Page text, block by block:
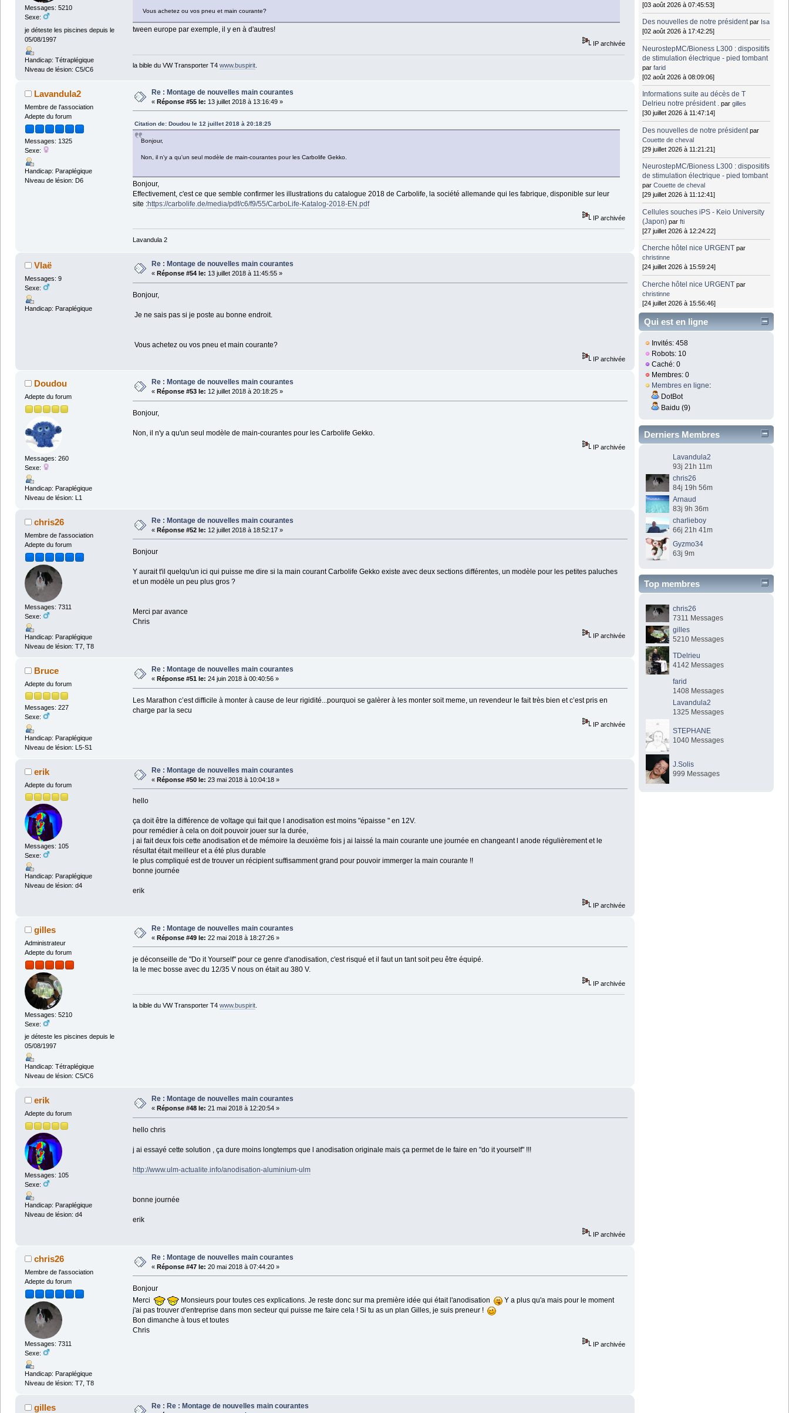
Messages: 5210
Sexe:
je déteste les piscines depuis le
05/08/1997
Handicap: Tétraplégique
Niveau de lésion: C5/C6
Vous achetez ou vos pneu et main courante?
tween europe par exemple, il y en à d'autres!
IP archivée
la bible du VW Transporter T4 www.buspirit.
Lavandula2
Membre de l'association
Adepte du forum
Messages: 1325
Sexe:
Handicap: Paraplégique
Niveau de lésion: D6
Re : Montage de nouvelles main courantes
« Réponse #55 le: 13 juillet 2018 à 13:16:49 »
Citation de: Doudou le 12 juillet 2018 à 20:18:25
Bonjour,
Non, il n'y a qu'un seul modèle de main-courantes pour les Carbolife Gekko.
Bonjour,
Effectivement, c'est ce que semble confirmer les illustrations du catalogue 2018 de Carbolife, la société allemande qui les fabrique, disponible sur leur
site :https://carbolife.de/media/pdf/c6/f9/55/CarboLife-Katalog-2018-EN.pdf
IP archivée
Lavandula 2
Vlaë
Messages: 9
Sexe:
Handicap: Paraplégique
Re : Montage de nouvelles main courantes
« Réponse #54 le: 13 juillet 2018 à 11:45:55 »
Bonjour,
Je ne sais pas si je poste au bonne endroit.
Vous achetez ou vos pneu et main courante?
IP archivée
Doudou
Adepte du forum
Messages: 260
Sexe:
Handicap: Paraplégique
Niveau de lésion: L1
Re : Montage de nouvelles main courantes
« Réponse #53 le: 12 juillet 2018 à 20:18:25 »
Bonjour,
Non, il n'y a qu'un seul modèle de main-courantes pour les Carbolife Gekko.
IP archivée
chris26
Membre de l'association
Adepte du forum
Messages: 7311
Sexe:
Handicap: Paraplégique
Niveau de lésion: T7, T8
Re : Montage de nouvelles main courantes
« Réponse #52 le: 12 juillet 2018 à 18:52:17 »
Bonjour
Y aurait t'il quelqu'un ici qui puisse me dire si la main courant Carbolife Gekko existe avec deux sections différentes, un modèle pour les petites paluches
et un modèle un peu plus gros ?
Merci par avance
Chris
IP archivée
Bruce
Adepte du forum
Messages: 227
Sexe:
Handicap: Paraplégique
Niveau de lésion: L5-S1
Re : Montage de nouvelles main courantes
« Réponse #51 le: 24 juin 2018 à 00:40:56 »
Les Marathon c’est difficile à monter à cause de leur rigidité...pourquoi se galèrer à les monter soit meme, un revendeur le fait très bien et c’est pris en
charge par la secu
IP archivée
erik
Adepte du forum
Messages: 105
Sexe:
Handicap: Paraplégique
Niveau de lésion: d4
Re : Montage de nouvelles main courantes
« Réponse #50 le: 23 mai 2018 à 10:04:18 »
hello
ça doit être la différence de voltage qui fait que l anodisation est moins "épaisse " en 12V.
pour remédier à cela on doit pouvoir jouer sur la durée,
j ai fait deux fois cette anodisation et de mémoire la deuxième fois j ai laissé la main courante une journée en changeant l anode régulièrement et le
résultat était meilleur et a été plus durable
le plus compliqué est de trouver un récipient suffisamment grand pour pouvoir immerger la main courante !!
bonne journée
erik
IP archivée
gilles
Administrateur
Adepte du forum
Messages: 5210
Sexe:
je déteste les piscines depuis le
05/08/1997
Handicap: Tétraplégique
Niveau de lésion: C5/C6
Re : Montage de nouvelles main courantes
« Réponse #49 le: 22 mai 2018 à 18:27:26 »
je déconseille de "Do it Yourself" pour ce genre d'anodisation, c'est risqué et il faut un tant soit peu être équipé.
la le mec bosse avec du 12/35 V nous on était au 380 V.
IP archivée
la bible du VW Transporter T4 www.buspirit.
erik
Adepte du forum
Messages: 105
Sexe:
Handicap: Paraplégique
Niveau de lésion: d4
Re : Montage de nouvelles main courantes
« Réponse #48 le: 21 mai 2018 à 12:20:54 »
hello chris
j ai essayé cette solution , ça dure moins longtemps que l anodisation originale mais ça permet de le faire en "do it yourself" !!!
http://www.ulm-actualite.info/anodisation-aluminium-ulm
bonne journée
erik
IP archivée
chris26
Membre de l'association
Adepte du forum
Messages: 7311
Sexe:
Handicap: Paraplégique
Niveau de lésion: T7, T8
Re : Montage de nouvelles main courantes
« Réponse #47 le: 20 mai 2018 à 07:44:20 »
Bonjour
Merci
Monsieurs pour toutes ces explications. Je reste donc sur ma première idée qui était l'anodisation
Y a plus qu'a mais pour le moment
j'ai pas trouver d'entreprise dans mon secteur qui puisse me faire cela ! Si tu as un plan Gilles, je suis preneur !
Bon dimanche à tous et toutes
Chris
IP archivée
gilles Re : Re : Montage de nouvelles main courantes
[03 août 2026 à 07:45:53]
Des nouvelles de notre président par Isa
[02 août 2026 à 17:42:25]
NeurostepMC/Bioness L300 : dispositifs
de stimulation électrique - pied tombant
parfarid
[02 août 2026 à 08:09:06]
Informations suite au décès de T
Delrieu notre président . pargilles
[30 juillet 2026 à 11:47:14]
Des nouvelles de notre président par
Couette de cheval
[29 juillet 2026 à 11:21:21]
NeurostepMC/Bioness L300 : dispositifs
de stimulation électrique - pied tombant
parCouette de cheval
[29 juillet 2026 à 11:12:41]
Cellules souches iPS - Keio University
(Japon) parfti
[27 juillet 2026 à 12:24:22]
Cherche hôtel nice URGENT par
christinne
[24 juillet 2026 à 15:59:24]
Cherche hôtel nice URGENT par
christinne
[24 juillet 2026 à 15:56:46]
Qui est en ligne
Invités: 458
Robots: 10
Caché: 0
Membres: 0
Membres en ligne:
DotBot
Baidu (9)
Derniers Membres
Lavandula2
93j 21h 11m
chris26
84j 19h 56m
Arnaud
83j 9h 36m
charlieboy
66j 21h 41m
Gyzmo34
63j 9m
Top membres
chris26
7311 Messages
gilles
5210 Messages
TDelrieu
4142 Messages
farid
1408 Messages
Lavandula2
1325 Messages
STEPHANE
1040 Messages
J.Solis
999 Messages